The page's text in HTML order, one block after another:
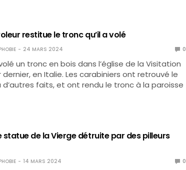
restitue le tronc qu’il a volé
24 MARS 2024 0
un tronc en bois dans l’église de la Visitation
dernier, en Italie. Les carabiniers ont retrouvé le
d’autres faits, et ont rendu le tronc à la paroisse
statue de la Vierge détruite par des pilleurs
14 MARS 2024 0